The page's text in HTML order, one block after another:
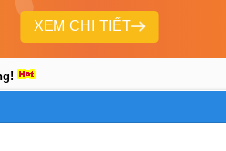
XEM CHI TIẾT